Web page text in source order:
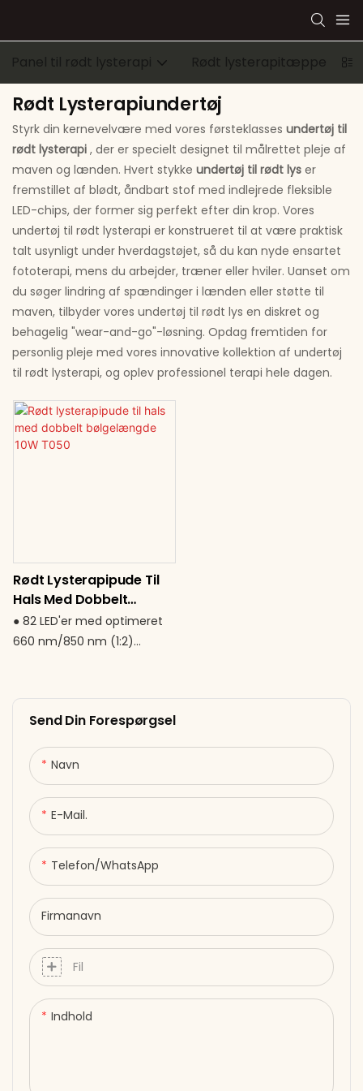
Panel til rødt lysterapi Rødt lysterapitæppe
Rødt Lysterapiundertøj
Styrk din kernevelvære med vores førsteklasses undertøj til
rødt lysterapi , der er specielt designet til målrettet pleje af
maven og lænden. Hvert stykke undertøj til rødt lys er
fremstillet af blødt, åndbart stof med indlejrede fleksible
LED-chips, der former sig perfekt efter din krop. Vores
undertøj til rødt lysterapi er konstrueret til at være praktisk
talt usynligt under hverdagstøjet, så du kan nyde ensartet
fototerapi, mens du arbejder, træner eller hviler. Uanset om
du søger lindring af spændinger i lænden eller støtte til
maven, tilbyder vores undertøj til rødt lys en diskret og
behagelig "wear-and-go"-løsning. Opdag fremtiden for
personlig pleje med vores innovative kollektion af undertøj
til rødt lysterapi, og oplev professionel terapi hele dagen.
Send Din Forespørgsel
Navn
E-Mail.
Telefon/whatsApp
Firmanavn
Fil
Indhold
Rødt Lysterapipude Til
Hals Med Dobbelt
Bølgelængde 10W T050
● 82 LED'er med optimeret
660 nm/850 nm (1:2)
fuld nakke og øvre
trapeziusmuskel ● 10 W
effektiv effekt –
afbalanceret for dybde og
komfort ● 20 minutters
automatisk slukning for
sikre, håndfri sessioner ●
USB-drevet (DC 5V) –
fungerer med adaptere eller
powerbanks ● Fleksibelt
design tilpasser sig nakkens
naturlige krumning. Lindrer
nakken. Gendan roen.